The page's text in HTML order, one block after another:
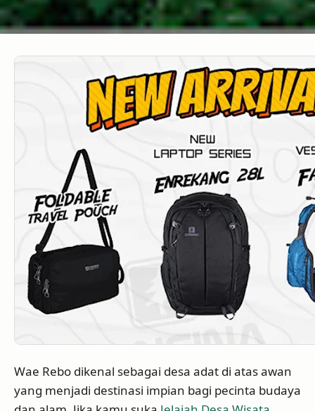
Wae Rebo dikenal sebagai desa adat di atas awan
yang menjadi destinasi impian bagi pecinta budaya